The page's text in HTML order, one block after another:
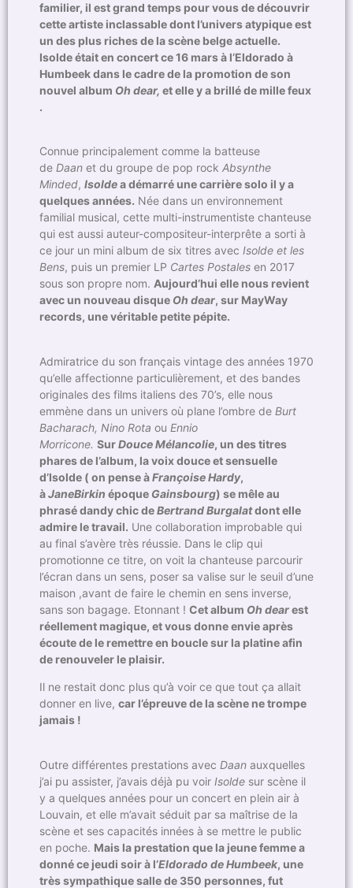
familier, il est grand temps pour vous de découvrir
cette artiste inclassable dont l’univers atypique est
un des plus riches de la scène belge actuelle.
Isolde était en concert ce 16 mars à l’Eldorado à
Humbeek dans le cadre de la promotion de son
nouvel album Oh dear, et elle y a brillé de mille feux
.
Connue principalement comme la batteuse
de Daan et du groupe de pop rock Absynthe
Minded, Isoldea démarré une carrière solo il y a
quelques années. Née dans un environnement
familial musical, cette multi-instrumentiste chanteuse
qui est aussi auteur-compositeur-interprête a sorti à
ce jour un mini album de six titres avec Isolde et les
Bens, puis un premier LP Cartes Postales en 2017
sous son propre nom. Aujourd’hui elle nous revient
avec un nouveau disque Oh dear, sur MayWay
records, une véritable petite pépite.
Admiratrice du son français vintage des années 1970
qu’elle affectionne particulièrement, et des bandes
originales des films italiens des 70’s, elle nous
emmène dans un univers où plane l’ombre de Burt
Bacharach, Nino Rota ou Ennio
Morricone. SurDouce Mélancolie, un des titres
phares de l’album, la voix douce et sensuelle
d’Isolde ( on pense àFrançoise Hardy,
àJaneBirkin époque Gainsbourg) se mêle au
phrasé dandy chic deBertrand Burgalatdont elle
admire le travail. Une collaboration improbable qui
au final s’avère très réussie. Dans le clip qui
promotionne ce titre, on voit la chanteuse parcourir
l’écran dans un sens, poser sa valise sur le seuil d’une
maison ,avant de faire le chemin en sens inverse,
sans son bagage. Etonnant ! Cet album Oh dearest
réellement magique, et vous donne envie après
écoute de le remettre en boucle sur la platine afin
de renouveler le plaisir.
Il ne restait donc plus qu’à voir ce que tout ça allait
donner en live, car l’épreuve de la scène ne trompe
jamais !
Outre différentes prestations avec Daan auxquelles
j’ai pu assister, j’avais déjà pu voir Isolde sur scène il
y a quelques années pour un concert en plein air à
Louvain, et elle m’avait séduit par sa maîtrise de la
scène et ses capacités innées à se mettre le public
en poche. Mais la prestation que la jeune femme a
donné ce jeudi soir à l’Eldorado de Humbeek, une
très sympathique salle de 350 personnes, fut